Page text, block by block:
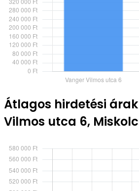
Átlagos hirdetési
Vilmos utca 6,